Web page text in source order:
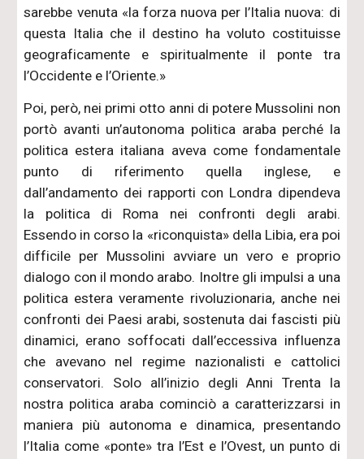
sarebbe venuta «la forza nuova per l’Italia nuova: di
questa Italia che il destino ha voluto costituisse
geograficamente e spiritualmente il ponte tra
l’Occidente e l’Oriente.»
Poi, però, nei primi otto anni di potere Mussolini non
portò avanti un’autonoma politica araba perché la
politica estera italiana aveva come fondamentale
punto di riferimento quella inglese, e
dall’andamento dei rapporti con Londra dipendeva
la politica di Roma nei confronti degli arabi.
Essendo in corso la «riconquista» della Libia, era poi
difficile per Mussolini avviare un vero e proprio
dialogo con il mondo arabo. Inoltre gli impulsi a una
politica estera veramente rivoluzionaria, anche nei
confronti dei Paesi arabi, sostenuta dai fascisti più
dinamici, erano soffocati dall’eccessiva influenza
che avevano nel regime nazionalisti e cattolici
conservatori. Solo all’inizio degli Anni Trenta la
nostra politica araba cominciò a caratterizzarsi in
maniera più autonoma e dinamica, presentando
l’Italia come «ponte» tra l’Est e l’Ovest, un punto di